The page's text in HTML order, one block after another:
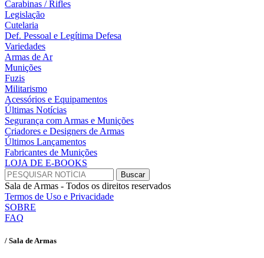
Carabinas / Rifles
Legislação
Cutelaria
Def. Pessoal e Legítima Defesa
Variedades
Armas de Ar
Munições
Fuzis
Militarismo
Acessórios e Equipamentos
Últimas Notícias
Segurança com Armas e Munições
Criadores e Designers de Armas
Últimos Lançamentos
Fabricantes de Munições
LOJA DE E-BOOKS
Sala de Armas - Todos os direitos reservados
Termos de Uso e Privacidade
SOBRE
FAQ
/ Sala de Armas